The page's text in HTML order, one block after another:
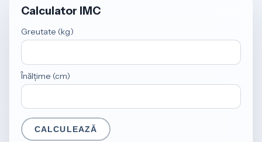
Calculator IMC
Greutate (kg)
Înălțime (cm)
CALCULEAZĂ